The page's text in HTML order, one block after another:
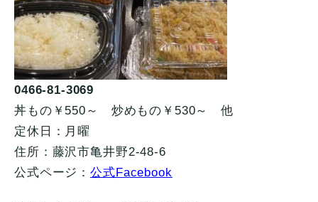
0466-81-3069
丼もの￥550～ 炒めもの￥530～ 他
定休日：月曜
住所：藤沢市亀井野2-48-6
公式ページ：公式Facebook